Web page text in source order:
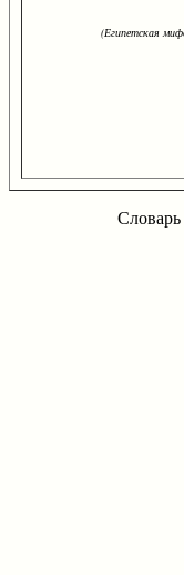
(Египетская